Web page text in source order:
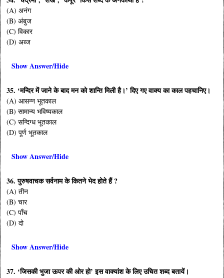
(A) अनंग
(B) अंबुज
(C) विकार
(D) अब्ज
Show Answer/Hide
35. ‘मन्दिर में जाने के बाद मन को शान्ति मिली है।’ दिए गए वाक्य का काल पहचानिए।
(A) आसन्न भूतकाल
(B) सामान्य भविष्यकाल
(C) सन्दिग्ध भूतकाल
(D) पूर्ण भूतकाल
Show Answer/Hide
36. पुरुषवाचक सर्वनाम के कितने भेद होते हैं ?
(A) तीन
(B) चार
(C) पाँच
(D) दो
Show Answer/Hide
37. ‘जिसकी भुजा ऊपर की ओर हो’ इस वाक्यांश के लिए उचित शब्द बतायें।